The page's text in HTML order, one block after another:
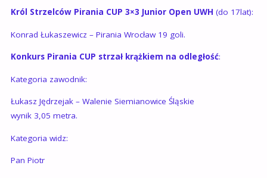
Król Strzelców Pirania CUP 3×3 Junior Open UWH (do 17lat):
Konrad Łukaszewicz – Pirania Wrocław 19 goli.
Konkurs Pirania CUP strzał krążkiem na odległość:
Kategoria zawodnik:
Łukasz Jędrzejak – Walenie Siemianowice Śląskie
wynik 3,05 metra.
Kategoria widz:
Pan Piotr